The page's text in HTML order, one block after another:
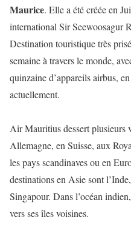
Maurice. Elle a été créée en
international Sir Seewoosagur
Destination touristique très
semaine à travers le monde,
quinzaine d’appareils airbus,
actuellement.
Air Mauritius dessert plusieurs
Allemagne, en Suisse, aux
les pays scandinaves ou en
destinations en Asie sont
Singapour. Dans l’océan
vers ses îles voisines.